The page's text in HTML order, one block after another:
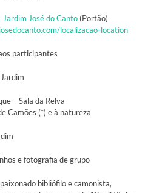
Jardim José do Canto (Portão)
localizacao-location
participantes
– Sala da Relva
Camões (*) e à natureza
e fotografia de grupo
bibliófilo e camonista,